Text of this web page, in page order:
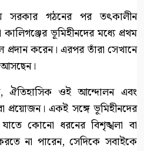
সরকার গঠনের পর তৎকালীন
কালিগঞ্জের ভূমিহীনদের মধ্যে প্রথম
করেন। এরপর তাঁরা সেখানে
আসছেন।
ঐতিহাসিক ওই আন্দোলন এবং
প্রয়োজন। একই সঙ্গে ভূমিহীনদের
কোনো ধরনের বিশৃঙ্খলা বা
না পারেন, সেদিকে সবাইকে